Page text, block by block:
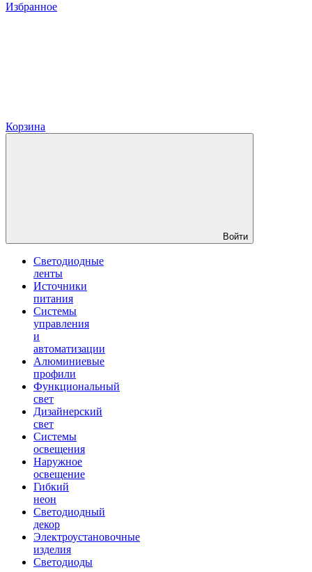
Избранное
Корзина
Войти
Светодиодные
ленты
Источники
питания
Системы
управления
и
автоматизации
Алюминиевые
профили
Функциональный
свет
Дизайнерский
свет
Системы
освещения
Наружное
освещение
Гибкий
неон
Светодиодный
декор
Электроустановочные
изделия
Светодиоды